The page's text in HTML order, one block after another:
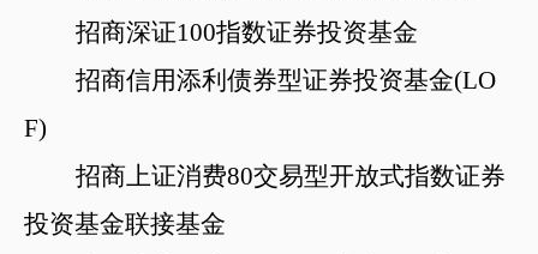
招商深证100指数证券投资基金
招商信用添利债券型证券投资基金(LO
F)
招商上证消费80交易型开放式指数证券
投资基金联接基金